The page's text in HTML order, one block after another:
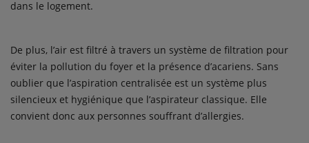
dans le logement.
De plus, l’air est filtré à travers un système de filtration pour
éviter la pollution du foyer et la présence d’acariens. Sans
oublier que l’aspiration centralisée est un système plus
silencieux et hygiénique que l’aspirateur classique. Elle
convient donc aux personnes souffrant d’allergies.